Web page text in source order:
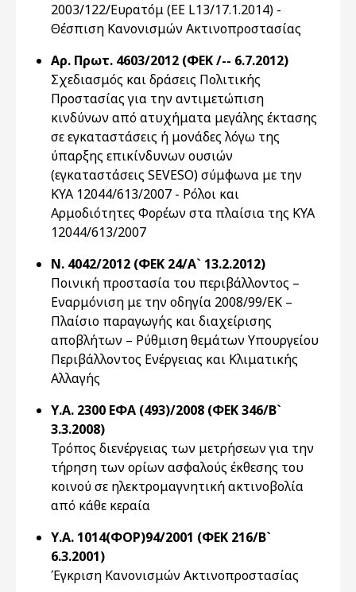
2003/122/Ευρατόμ (ΕΕ L13/17.1.2014) -
Θέσπιση Κανονισμών Ακτινοπροστασίας
Αρ. Πρωτ. 4603/2012 (ΦΕΚ /-- 6.7.2012)
Σχεδιασμός και δράσεις Πολιτικής
Προστασίας για την αντιμετώπιση
κινδύνων από ατυχήματα μεγάλης έκτασης
σε εγκαταστάσεις ή μονάδες λόγω της
ύπαρξης επικίνδυνων ουσιών
(εγκαταστάσεις SEVESO) σύμφωνα με την
ΚΥΑ 12044/613/2007 - Ρόλοι και
Αρμοδιότητες Φορέων στα πλαίσια της ΚΥΑ
12044/613/2007
Ν. 4042/2012 (ΦΕΚ 24/Α` 13.2.2012)
Ποινική προστασία του περιβάλλοντος –
Εναρμόνιση με την οδηγία 2008/99/ΕΚ –
Πλαίσιο παραγωγής και διαχείρισης
αποβλήτων – Ρύθμιση θεμάτων Υπουργείου
Περιβάλλοντος Ενέργειας και Κλιματικής
Αλλαγής
Υ.Α. 2300 ΕΦΑ (493)/2008 (ΦΕΚ 346/Β`
3.3.2008)
Τρόπος διενέργειας των μετρήσεων για την
τήρηση των ορίων ασφαλούς έκθεσης του
κοινού σε ηλεκτρομαγνητική ακτινοβολία
από κάθε κεραία
Υ.Α. 1014(ΦΟΡ)94/2001 (ΦΕΚ 216/Β`
6.3.2001)
Έγκριση Κανονισμών Ακτινοπροστασίας